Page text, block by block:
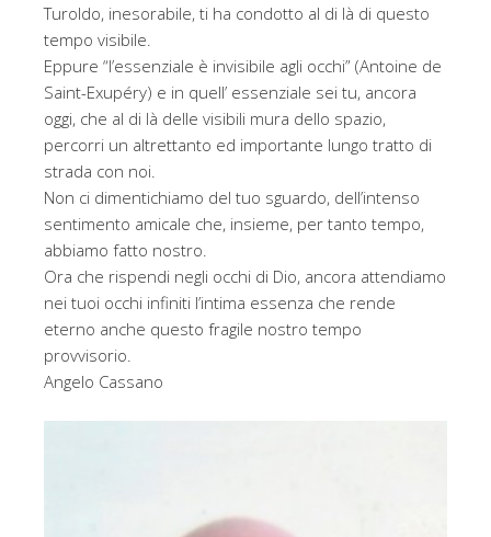
Turoldo, inesorabile, ti ha condotto al di là di questo
tempo visibile.
Eppure “l’essenziale è invisibile agli occhi” (Antoine de
Saint-Exupéry) e in quell’ essenziale sei tu, ancora
oggi, che al di là delle visibili mura dello spazio,
percorri un altrettanto ed importante lungo tratto di
strada con noi.
Non ci dimentichiamo del tuo sguardo, dell’intenso
sentimento amicale che, insieme, per tanto tempo,
abbiamo fatto nostro.
Ora che rispendi negli occhi di Dio, ancora attendiamo
nei tuoi occhi infiniti l’intima essenza che rende
eterno anche questo fragile nostro tempo
provvisorio.
Angelo Cassano